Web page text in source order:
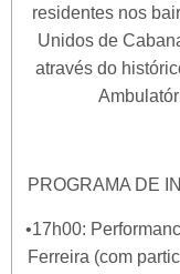
residentes nos
Unidos de
através do
PROGRAMA DE
•17h00:
Ferreira (com